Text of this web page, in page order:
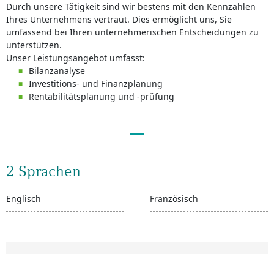
Durch unsere Tätigkeit sind wir bestens mit den Kennzahlen
Ihres Unternehmens vertraut. Dies ermöglicht uns, Sie
umfassend bei Ihren unternehmerischen Entscheidungen zu
unterstützen.
Unser Leistungsangebot umfasst:
Bilanzanalyse
Investitions- und Finanzplanung
Rentabilitätsplanung und -prüfung
2 Sprachen
Englisch Französisch